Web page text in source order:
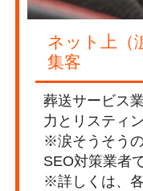
ネット上（
集客
葬送サービス
力とリスティ
※涙そうそう
SEO対策業者
※詳しくは、